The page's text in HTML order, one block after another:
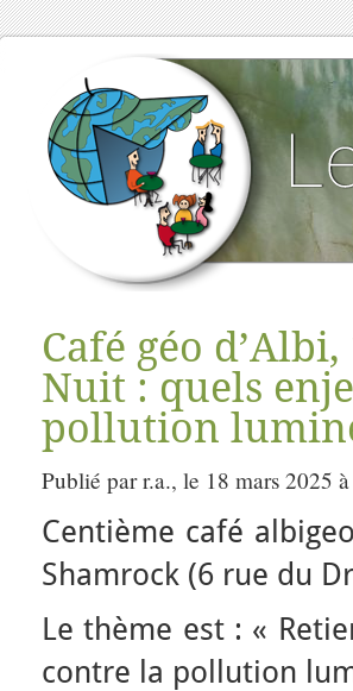
Café géo
Nuit : quels
pollution
Publié par r.a., le 18 mars 2025
Centième café
Shamrock (6 rue du
Le thème est : «
contre la pollution